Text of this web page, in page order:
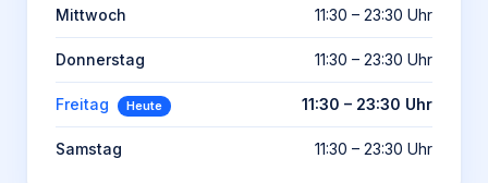
Mittwoch 11:30 – 23:30 Uhr
Donnerstag 11:30 – 23:30 Uhr
Freitag Heute 11:30 – 23:30 Uhr
Samstag 11:30 – 23:30 Uhr